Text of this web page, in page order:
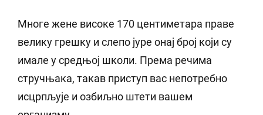
Многе жене високе 170 центиметара праве
велику грешку и слепо јуре онај број који су
имале у средњој школи. Према речима
стручњака, такав приступ вас непотребно
исцрпљује и озбиљно штети вашем